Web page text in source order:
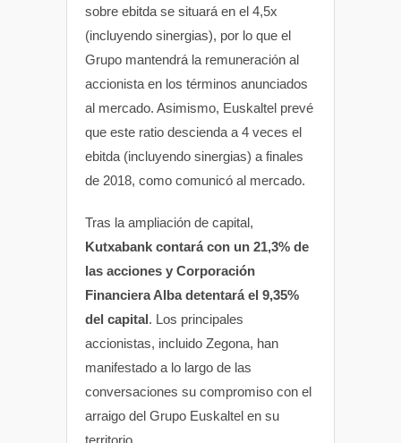
sobre ebitda se situará en el 4,5x
(incluyendo sinergias), por lo que el
Grupo mantendrá la remuneración al
accionista en los términos anunciados
al mercado. Asimismo, Euskaltel prevé
que este ratio descienda a 4 veces el
ebitda (incluyendo sinergias) a finales
de 2018, como comunicó al mercado.
Tras la ampliación de capital,
Kutxabank contará con un 21,3% de
las acciones y Corporación
Financiera Alba detentará el 9,35%
del capital. Los principales
accionistas, incluido Zegona, han
manifestado a lo largo de las
conversaciones su compromiso con el
arraigo del Grupo Euskaltel en su
territorio.